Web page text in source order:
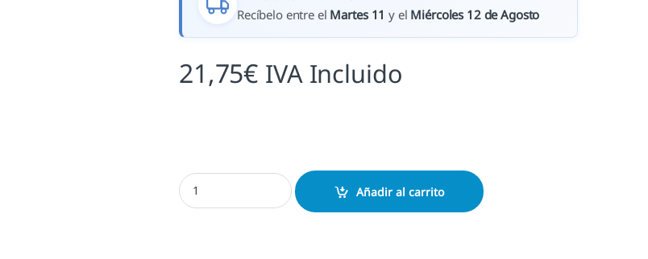
Recíbelo entre el Martes 11 y el Miércoles 12 de Agosto
21,75€ IVA Incluido
Sello boda De pesca cantidad
Añadir al carrito